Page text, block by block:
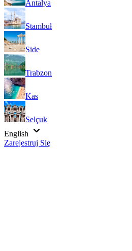
Antalya
Stambuł
Side
Trabzon
Kas
Selçuk
English
Zarejestruj Się